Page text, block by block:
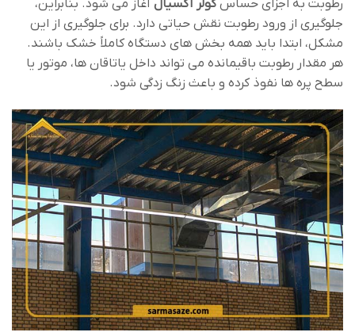
رطوبت به اجزای حساس کولر آکسیال آغاز می ‌شود. بنابراین،
جلوگیری از ورود رطوبت نقش حیاتی دارد. برای جلوگیری از این
مشکل، ابتدا باید همه بخش‌ های دستگاه کاملاً خشک باشند.
هر مقدار رطوبت باقیمانده می ‌تواند داخل یاتاقان‌ ها، موتور یا
سطح پره‌ ها نفوذ کرده و باعث زنگ ‌زدگی شود.